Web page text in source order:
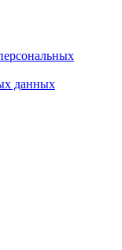
данных